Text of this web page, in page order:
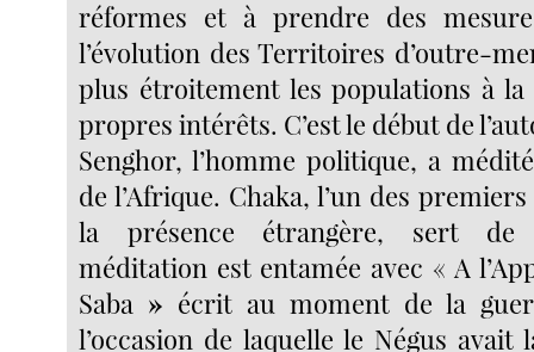
réformes et à prendre des
l’évolution des Territoires d’outre-
plus étroitement les populations à
propres intérêts. C’est le début de
Senghor, l’homme politique, a
de l’Afrique. Chaka, l’un des
la présence étrangère, sert de
méditation est entamée avec « A
Saba » écrit au moment de la
l’occasion de laquelle le Négus avait